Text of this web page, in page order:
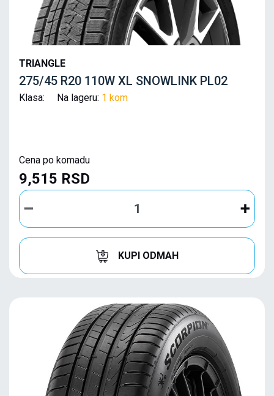
TRIANGLE
275/45 R20 110W XL SNOWLINK PL02
Klasa: Na lageru: 1 kom
Cena po komadu
9,515 RSD
KUPI ODMAH